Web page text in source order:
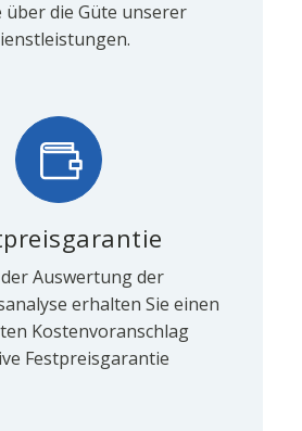
über die Güte unserer
Auswertung der
erhalten Sie einen
Kostenvoranschlag
Festpreisgarantie